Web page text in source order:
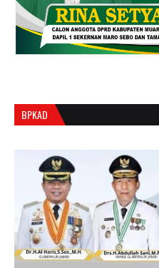
BPKAD